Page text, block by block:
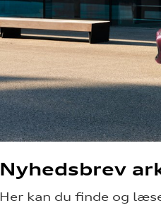
Nyhedsbrev
Her kan du finde og